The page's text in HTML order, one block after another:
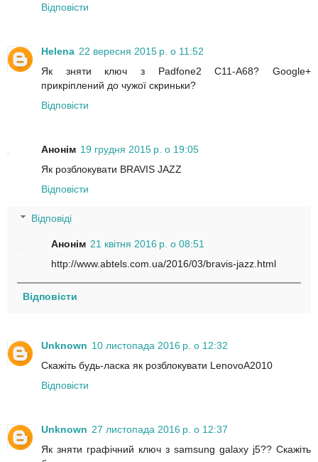
Відповісти
Helena 22 вересня 2015 р. о 11:52
Як зняти ключ з Padfone2 C11-A68? Google+
прикріплений до чужої скриньки?
Відповісти
Анонім 19 грудня 2015 р. о 19:05
Як розблокувати BRAVIS JAZZ
Відповісти
Відповіді
Анонім 21 квітня 2016 р. о 08:51
http://www.abtels.com.ua/2016/03/bravis-jazz.html
Відповісти
Unknown 10 листопада 2016 р. о 12:32
Скажіть будь-ласка як розблокувати LenovoA2010
Відповісти
Unknown 27 листопада 2016 р. о 12:37
Як зняти графічний ключ з samsung galaxy j5?? Скажіть